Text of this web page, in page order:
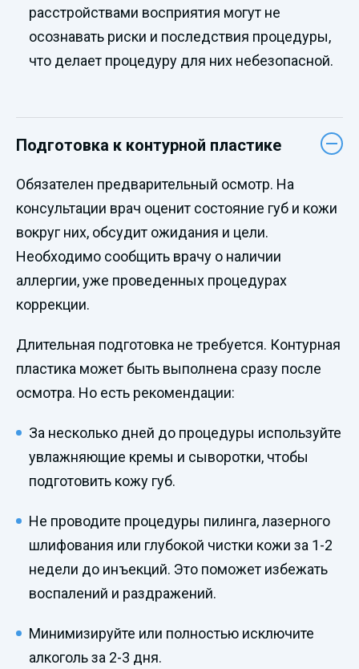
расстройствами восприятия могут не
осознавать риски и последствия процедуры,
что делает процедуру для них небезопасной.
Подготовка к контурной пластике
Обязателен предварительный осмотр. На
консультации врач оценит состояние губ и кожи
вокруг них, обсудит ожидания и цели.
Необходимо сообщить врачу о наличии
аллергии, уже проведенных процедурах
коррекции.
Длительная подготовка не требуется. Контурная
пластика может быть выполнена сразу после
осмотра. Но есть рекомендации:
За несколько дней до процедуры используйте
увлажняющие кремы и сыворотки, чтобы
подготовить кожу губ.
Не проводите процедуры пилинга, лазерного
шлифования или глубокой чистки кожи за 1-2
недели до инъекций. Это поможет избежать
воспалений и раздражений.
Минимизируйте или полностью исключите
алкоголь за 2-3 дня.